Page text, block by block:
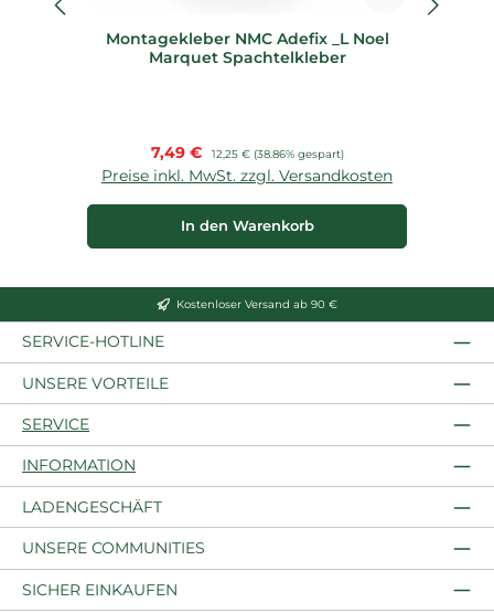
Montagekleber NMC Adefix _L Noel
Marquet Spachtelkleber
Verkaufspreis:
7,49 € Regulärer Preis:
12,25 € (38.86% gespart)
Preise inkl. MwSt. zzgl. Versandkosten
In den Warenkorb
Kostenloser Versand ab 90 €
SERVICE-HOTLINE
UNSERE VORTEILE
SERVICE
INFORMATION
LADENGESCHÄFT
UNSERE COMMUNITIES
SICHER EINKAUFEN